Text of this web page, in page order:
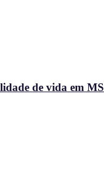
de vida em MS